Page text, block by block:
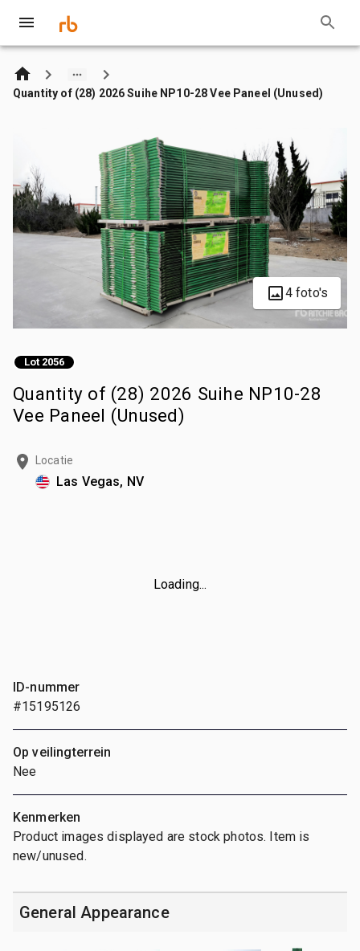
Quantity of (28) 2026 Suihe NP10-28 Vee Paneel (Unused)
4 foto's
Lot 2056
Quantity of (28) 2026 Suihe NP10-28
Vee Paneel (Unused)
Locatie
Las Vegas, NV
Loading...
ID-nummer
#15195126
Op veilingterrein
Nee
Kenmerken
Product images displayed are stock photos. Item is
new/unused.
General Appearance